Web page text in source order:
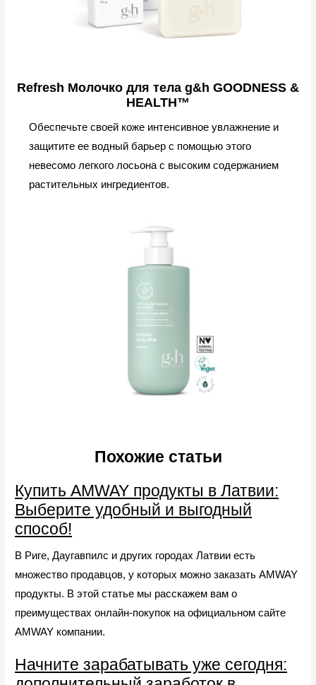
Refresh Молочко для тела g&h GOODNESS &
HEALTH™
Обеспечьте своей коже интенсивное увлажнение и
защитите ее водный барьер с помощью этого
невесомо легкого лосьона с высоким содержанием
растительных ингредиентов.
Похожие статьи
Купить AMWAY продукты в Латвии:
Выберите удобный и выгодный
способ!
В Риге, Даугавпилс и других городах Латвии есть
множество продавцов, у которых можно заказать AMWAY
продукты. В этой статье мы расскажем вам о
преимуществах онлайн-покупок на официальном сайте
AMWAY компании.
Начните зарабатывать уже сегодня: